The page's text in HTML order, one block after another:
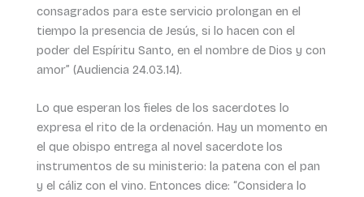
consagrados para este servicio prolongan en el
tiempo la presencia de Jesús, si lo hacen con el
poder del Espíritu Santo, en el nombre de Dios y con
amor” (Audiencia 24.03.14).
Lo que esperan los fieles de los sacerdotes lo
expresa el rito de la ordenación. Hay un momento en
el que obispo entrega al novel sacerdote los
instrumentos de su ministerio: la patena con el pan
y el cáliz con el vino. Entonces dice: “Considera lo